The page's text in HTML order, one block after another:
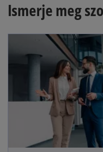
Ismerje meg